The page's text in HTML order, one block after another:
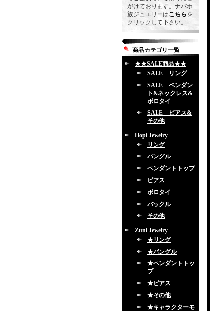
がけております。ナバホ
族ジュエリーはこちらを
クリックして下さい。
商品カテゴリ一覧
★★SALE商品★★
SALE リング
SALE ペンダン
ト&ネックレス&
ボロタイ
SALE ピアス&
その他
Hopi Jewelry
リング
バングル
ペンダントトップ
ピアス
ボロタイ
バックル
その他
Zuni Jewelry
★リング
★バングル
★ペンダントトッ
プ
★ピアス
★その他
★キャラクターモ